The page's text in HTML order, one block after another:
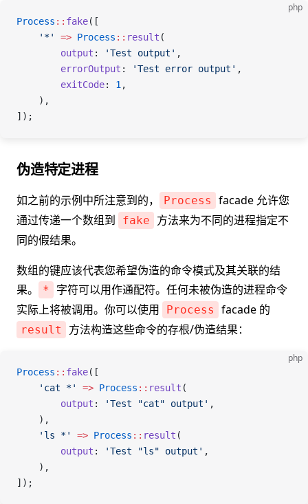
php
Process :: fake([
    '*'
=> Process :: result (
        output
: 'Test output' ,
        errorOutput
: 'Test error output' ,
        exitCode
: 1 ,
    ),
]);
伪造特定进程
如之前的示例中所注意到的， Process
facade 允许您
通过传递一个数组到
fake
方法来为不同的进程指定不
同的假结果。
数组的键应该代表您希望伪造的命令模式及其关联的结
果。
*
字符可以用作通配符。任何未被伪造的进程命令
实际上将被调用。你可以使用
Process facade 的
result 方法构造这些命令的存根/伪造结果：
php
Process :: fake([
    'cat *'
=> Process :: result (
        output
: 'Test "cat" output' ,
    ),
    'ls *'
=> Process :: result (
        output
: 'Test "ls" output' ,
    ),
]);